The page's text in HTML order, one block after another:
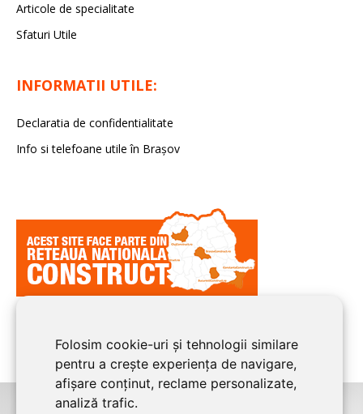
Folosim cookie-uri și tehnologii similare
pentru a crește experiența de navigare,
afișare conținut, reclame personalizate,
analiză trafic.
Articole de specialitate
Sfaturi Utile
INFORMATII UTILE:
Declaratia de confidentialitate
Info si telefoane utile în Braşov